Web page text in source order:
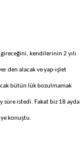
gireceğini, kendilerinin 2 yılı
den alacak ve yap-işlet
bütün lük bozulmamak
süre istedi. Fakat biz 18 ayda
konuştu.